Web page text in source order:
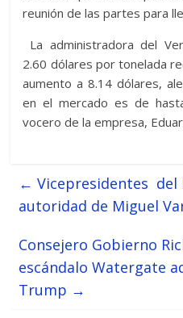
reunión de las partes para
La administradora del
2.60 dólares por tonelada
aumento a 8.14 dólares,
en el mercado es de
vocero de la empresa,
← Vicepresidentes del
autoridad de Miguel
Consejero Gobierno
escándalo Watergate
Trump →